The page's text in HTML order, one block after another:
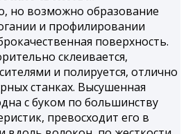
но воз­можно образование
и профилиро­вании
поверхность.
склеивается,
и полируется, отлично
станках. Высушенная
с буком по большинству
превосходит его в